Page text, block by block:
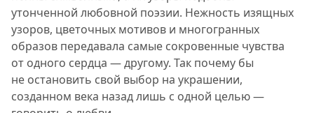
утонченной любовной поэзии. Нежность изящных
узоров, цветочных мотивов и многогранных
образов передавала самые сокровенные чувства
от одного сердца — другому. Так почему бы
не остановить свой выбор на украшении,
созданном века назад лишь с одной целью —